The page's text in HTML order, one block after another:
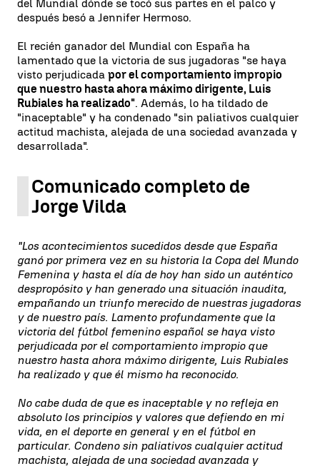
del Mundial dónde se tocó sus partes en el palco y
después besó a Jennifer Hermoso.
El recién ganador del Mundial con España ha
lamentado que la victoria de sus jugadoras "se haya
visto perjudicada por el comportamiento impropio
que nuestro hasta ahora máximo dirigente, Luis
Rubiales ha realizado". Además, lo ha tildado de
"inaceptable" y ha condenado "sin paliativos cualquier
actitud machista, alejada de una sociedad avanzada y
desarrollada".
Comunicado completo de
Jorge Vilda
"Los acontecimientos sucedidos desde que España
ganó por primera vez en su historia la Copa del Mundo
Femenina y hasta el día de hoy han sido un auténtico
despropósito y han generado una situación inaudita,
empañando un triunfo merecido de nuestras jugadoras
y de nuestro país. Lamento profundamente que la
victoria del fútbol femenino español se haya visto
perjudicada por el comportamiento impropio que
nuestro hasta ahora máximo dirigente, Luis Rubiales
ha realizado y que él mismo ha reconocido.
No cabe duda de que es inaceptable y no refleja en
absoluto los principios y valores que defiendo en mi
vida, en el deporte en general y en el fútbol en
particular. Condeno sin paliativos cualquier actitud
machista, alejada de una sociedad avanzada y